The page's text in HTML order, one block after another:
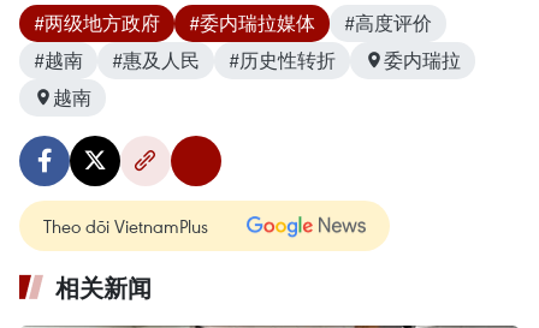
#两级地方政府 #委内瑞拉媒体
#高度评价
#越南
#惠及人民 #历史性转折
委内瑞拉
越南
Theo dõi VietnamPlus
相关新闻